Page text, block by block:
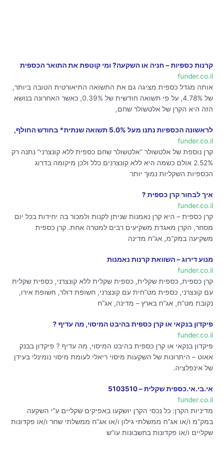
קרנות כספיות – חניה או השקעה? ומי קוטפת את התואר הכספית
funder.co.il
אותה מגדל כספית מציגה גם את התשואה התיאורטית הטובה ביותר,
של 4.78%, על פי תשואה חודשית של 0.39%, כאשר האחרונה בנושא
הזה היא הקרן של אלטשולר שחם,
לראשונה הכספיות נתנו מעל 5.0% תשואה שנתית* בחודש החולף,
funder.co.il
קרן נוספת של אלטשולר “אלטשולר שחם כספית ללא קונצרני” נתנה רק
2.52% אולם כשמה היא ללא קונצרנים כלל ולכן מיקומה בדרוג
הכספיות השקליות נמוך יותר
איך לבחור קרן כספית ?
funder.co.il
קרן כספית – היא קרן נאמנות שניתן לקנות ולמכור בה יחידות בכל יום
מסחר, הקרן מאגדת משקיעים רבים למטרה אחת. קרן כספית
משקיעה במק”מ, אג”ח מדינה
מנוע דירוג – השוואת קרנות נאמנות
funder.co.il
קרן כספית, כספית שקלית, כספית שקלית ללא קונצרני, כספית שקלית
עם קונצרני, כספית מט”חית עם קונצרני, חשופת דולר, חשופת אירו,
נקובת מט”ח, אג”ח בארץ – מדינה, אג”ח
פיקדון בנקאי או קרן כספית בהיבט המיסוי, מה עדיף ?
funder.co.il
פיקדון בנקאי או קרן כספית בהיבט המיסוי, מה עדיף ? פיקדון בבנק
אאוט – היתרונות של השקעות מיסוי ריאלי לעומת מיסוי נומינלי בעידן
של אינפלציה.
אי.בי.אי.כספית שקלית – 5103510
funder.co.il
מדיניות הקרן: כל נכסי הקרן יושקעו באפיקים שקליים ע”י השקעה
במק”מ ו/או אג”ח ממשלתי גילון ו/או אג”ח ממשלתי שחר ו/או פקדונות
שקליים ו/או פקדונות בחשבונות עו”ש